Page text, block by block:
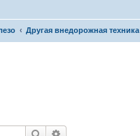
Другая внедорожная техника
Поиск